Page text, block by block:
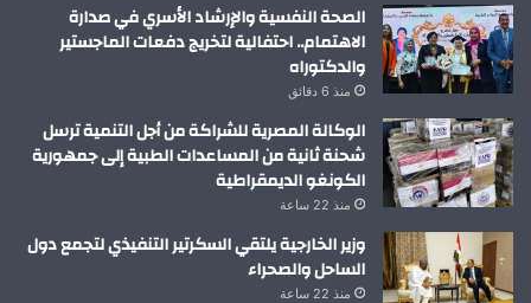
الصحة النفسية والإرشاد الأسري في صدارة
الاهتمام.. احتفالية لتخريج دفعات الماجستير
والدكتوراه
منذ 6 دقائق
الوكالة المصرية للشراكة من أجل التنمية ترسل
شحنة ثانية من المساعدات الطبية إلى جمهورية
الكونغو الديمقراطية
منذ 22 ساعة
وزير الخارجية يلتقي السكرتير التنفيذي لتجمع دول
الساحل والصحراء
منذ 22 ساعة